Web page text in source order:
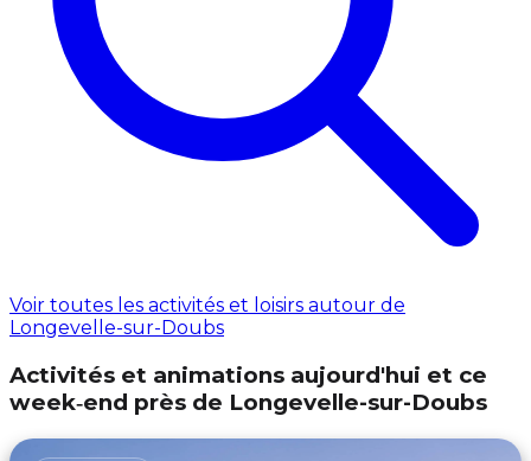
Voir toutes les activités et loisirs autour de
Longevelle-sur-Doubs
Activités et animations aujourd'hui et ce
week‑end près de Longevelle-sur-Doubs